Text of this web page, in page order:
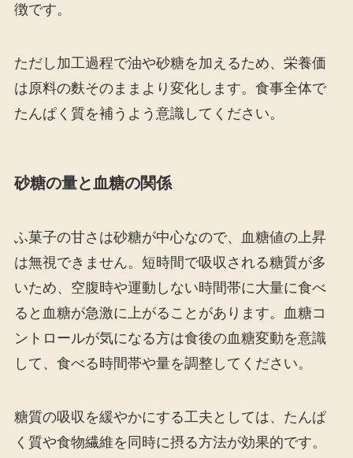
徴です。
ただし加工過程で油や砂糖を加えるため、栄養価
は原料の麩そのままより変化します。食事全体で
たんぱく質を補うよう意識してください。
砂糖の量と血糖の関係
ふ菓子の甘さは砂糖が中心なので、血糖値の上昇
は無視できません。短時間で吸収される糖質が多
いため、空腹時や運動しない時間帯に大量に食べ
ると血糖が急激に上がることがあります。血糖コ
ントロールが気になる方は食後の血糖変動を意識
して、食べる時間帯や量を調整してください。
糖質の吸収を緩やかにする工夫としては、たんぱ
く質や食物繊維を同時に摂る方法が効果的です。